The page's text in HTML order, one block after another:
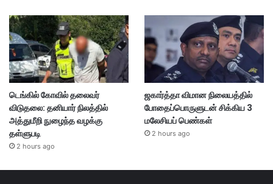
டெங்கில் கோவில் தலைவர்
விடுதலை: தனியார் நிலத்தில்
அத்துமீறி நுழைந்த வழக்கு
தள்ளுபடி
2 hours ago
ஜகார்த்தா விமான நிலையத்தில்
போதைப்பொருளுடன் சிக்கிய 3
மலேசியப் பெண்கள்
2 hours ago